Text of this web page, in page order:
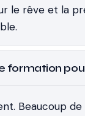
le rêve et la
formation
Beaucoup